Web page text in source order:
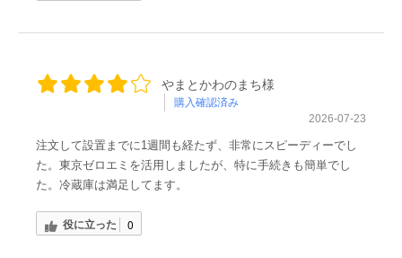
やまとかわのまち様
購入確認済み
2026-07-23
注文して設置までに1週間も経たず、非常にスピーディーでし
た。東京ゼロエミを活用しましたが、特に手続きも簡単でし
た。冷蔵庫は満足してます。
役に立った 0